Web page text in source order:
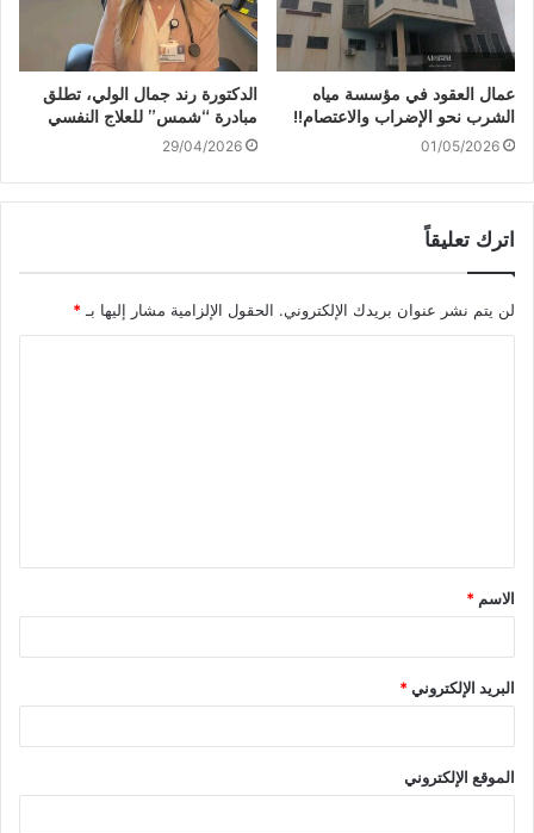
عمال العقود في مؤسسة مياه
الشرب نحو الإضراب والاعتصام!!
01/05/2026
الدكتورة رند جمال الولي، تطلق
مبادرة “شمس” للعلاج النفسي
29/04/2026
اترك تعليقاً
لن يتم نشر عنوان بريدك الإلكتروني. الحقول الإلزامية مشار إليها بـ *
ق
*
الاسم *
البريد الإلكتروني*
الموقع الإلكتروني